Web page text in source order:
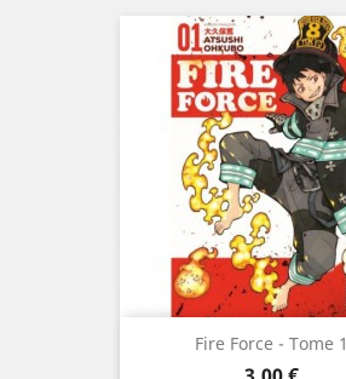
Fire Force - Tome 1